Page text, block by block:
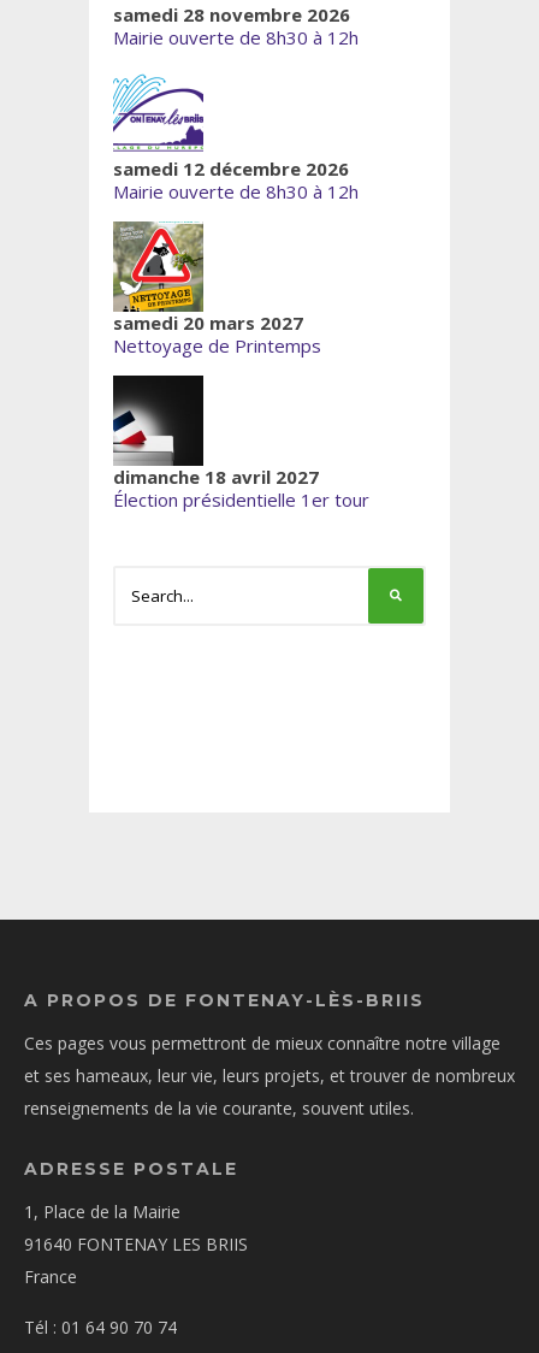
samedi 28 novembre 2026
Mairie ouverte de 8h30 à 12h
samedi 12 décembre 2026
Mairie ouverte de 8h30 à 12h
samedi 20 mars 2027
Nettoyage de Printemps
dimanche 18 avril 2027
Élection présidentielle 1er tour
A PROPOS DE FONTENAY-LÈS-BRIIS
Ces pages vous permettront de mieux connaître notre village
et ses hameaux, leur vie, leurs projets, et trouver de nombreux
renseignements de la vie courante, souvent utiles.
ADRESSE POSTALE
1, Place de la Mairie
91640 FONTENAY LES BRIIS
France
Tél : 01 64 90 70 74